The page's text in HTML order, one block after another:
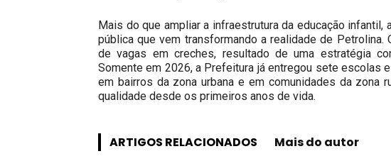
Mais do que ampliar a infraestrutura da educação infantil,
pública que vem transformando a realidade de Petrolina.
de vagas em creches, resultado de uma estratégia
Somente em 2026, a Prefeitura já entregou sete escolas
em bairros da zona urbana e em comunidades da zona
qualidade desde os primeiros anos de vida.
ARTIGOS RELACIONADOS Mais do autor